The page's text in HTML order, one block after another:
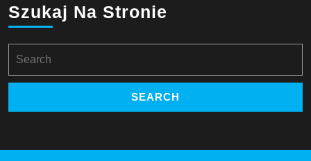
Szukaj Na Stronie
for: